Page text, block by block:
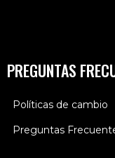
PREGUNTAS
Políticas de cambio
Preguntas